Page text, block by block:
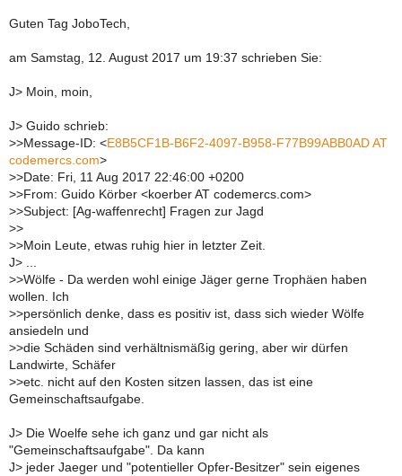
Guten Tag JoboTech,
am Samstag, 12. August 2017 um 19:37 schrieben Sie:
J> Moin, moin,
J> Guido schrieb:
>>Message-ID: <E8B5CF1B-B6F2-4097-B958-F77B99ABB0AD AT
codemercs.com>
>>Date: Fri, 11 Aug 2017 22:46:00 +0200
>>From: Guido Körber <koerber AT codemercs.com>
>>Subject: [Ag-waffenrecht] Fragen zur Jagd
>>
>>Moin Leute, etwas ruhig hier in letzter Zeit.
J> ...
>>Wölfe - Da werden wohl einige Jäger gerne Trophäen haben
wollen. Ich
>>persönlich denke, dass es positiv ist, dass sich wieder Wölfe
ansiedeln und
>>die Schäden sind verhältnismäßig gering, aber wir dürfen
Landwirte, Schäfer
>>etc. nicht auf den Kosten sitzen lassen, das ist eine
Gemeinschaftsaufgabe.
J> Die Woelfe sehe ich ganz und gar nicht als
"Gemeinschaftsaufgabe". Da kann
J> jeder Jaeger und "potentieller Opfer-Besitzer" sein eigenes